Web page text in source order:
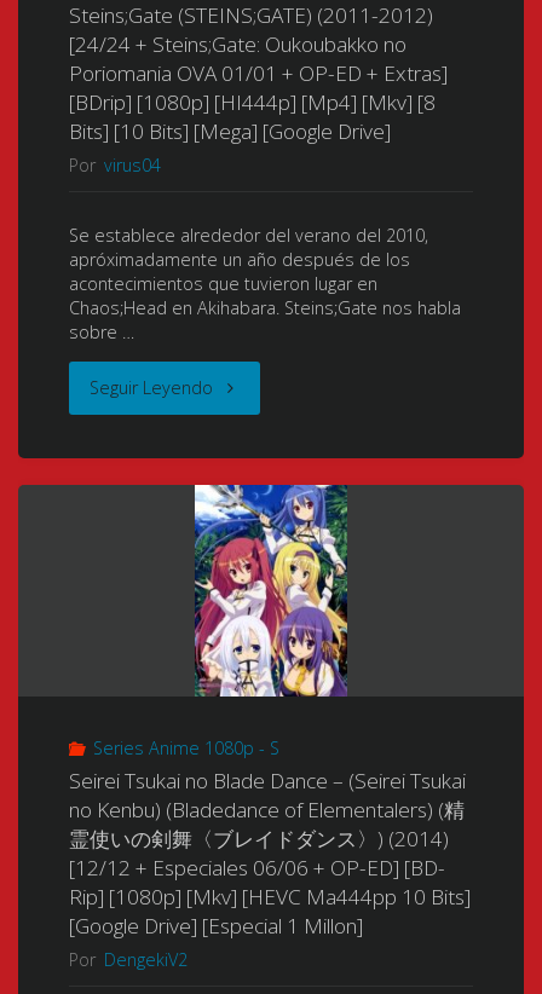
[8
Bits]
Timer!)
(は
た
く
魔
さ
ま!)
(2013)
[13/13
+
OP]
[720p]
[Mp4-
Mkv]
[10
Steins;Gate (STEINS;GATE) (2011-2012)
[24/24 + Steins;Gate: Oukoubakko no
Poriomania OVA 01/01 + OP-ED + Extras]
[BDrip] [1080p] [HI444p] [Mp4] [Mkv] [8
Bits] [10 Bits] [Mega] [Google Drive]
Por virus04
Se establece alrededor del verano del 2010,
apróximadamente un año después de los
acontecimientos que tuvieron lugar en
Chaos;Head en Akihabara. Steins;Gate nos habla
sobre …
Seguir Leyendo "Steins;Gate
(2011-
2012)
[24/24
+
Steins;Gate:
Oukoubakko
no
Poriomania
OVA
Series Anime 1080p - S
Seirei Tsukai no Blade Dance – (Seirei Tsukai
no Kenbu) (Bladedance of Elementalers) (精
霊使いの剣舞〈ブレイドダンス〉) (2014)
[12/12 + Especiales 06/06 + OP-ED] [BD-
Rip] [1080p] [Mkv] [HEVC Ma444pp 10 Bits]
[Google Drive] [Especial 1 Millon]
Por DengekiV2